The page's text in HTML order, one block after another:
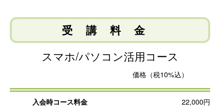
受講料金
スマホ/パソコン活用コース
価格（税10%込）
入会時コース料金 22,000円